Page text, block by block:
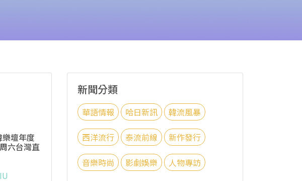
新聞分類
華語情報 哈日新訊 韓流風暴
西洋流行 泰流前線 新作發行
音樂時尚 影劇娛樂 人物專訪
壇年度
六台灣直